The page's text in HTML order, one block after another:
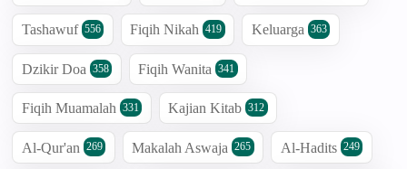
Tashawuf 556 Fiqih Nikah 419 Keluarga 363
Dzikir Doa 358 Fiqih Wanita 341
Fiqih Muamalah 331 Kajian Kitab 312
Al-Qur'an 269 Makalah Aswaja 265 Al-Hadits 249